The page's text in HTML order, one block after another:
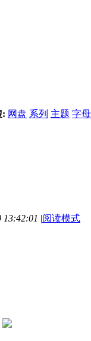
: 网盘 系列 主题 字
13:42:01 |阅读模式